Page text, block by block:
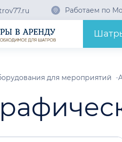
Работаем по
для мероприятий